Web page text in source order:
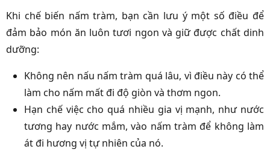
Khi chế biến nấm tràm, bạn cần lưu ý một số điều để
đảm bảo món ăn luôn tươi ngon và giữ được chất dinh
dưỡng:
Không nên nấu nấm tràm quá lâu, vì điều này có thể
làm cho nấm mất đi độ giòn và thơm ngon.
Hạn chế việc cho quá nhiều gia vị mạnh, như nước
tương hay nước mắm, vào nấm tràm để không làm
át đi hương vị tự nhiên của nó.